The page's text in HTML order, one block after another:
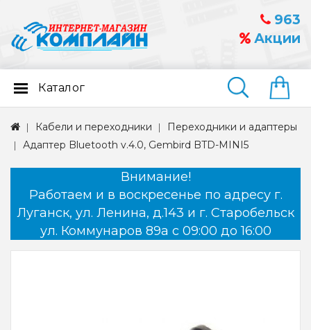
963
Акции
Найти
Каталог
Кабели и переходники
Переходники и адаптеры
Адаптер Bluetooth v.4.0, Gembird BTD-MINI5
Внимание!
Работаем и в воскресенье по адресу г.
Луганск, ул. Ленина, д.143 и г. Старобельск
ул. Коммунаров 89а с 09:00 до 16:00